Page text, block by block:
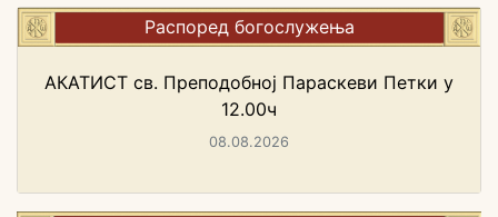
Распоред богослужења
АКАТИСТ св. Преподобној Параскеви Петки у
12.00ч
08.08.2026